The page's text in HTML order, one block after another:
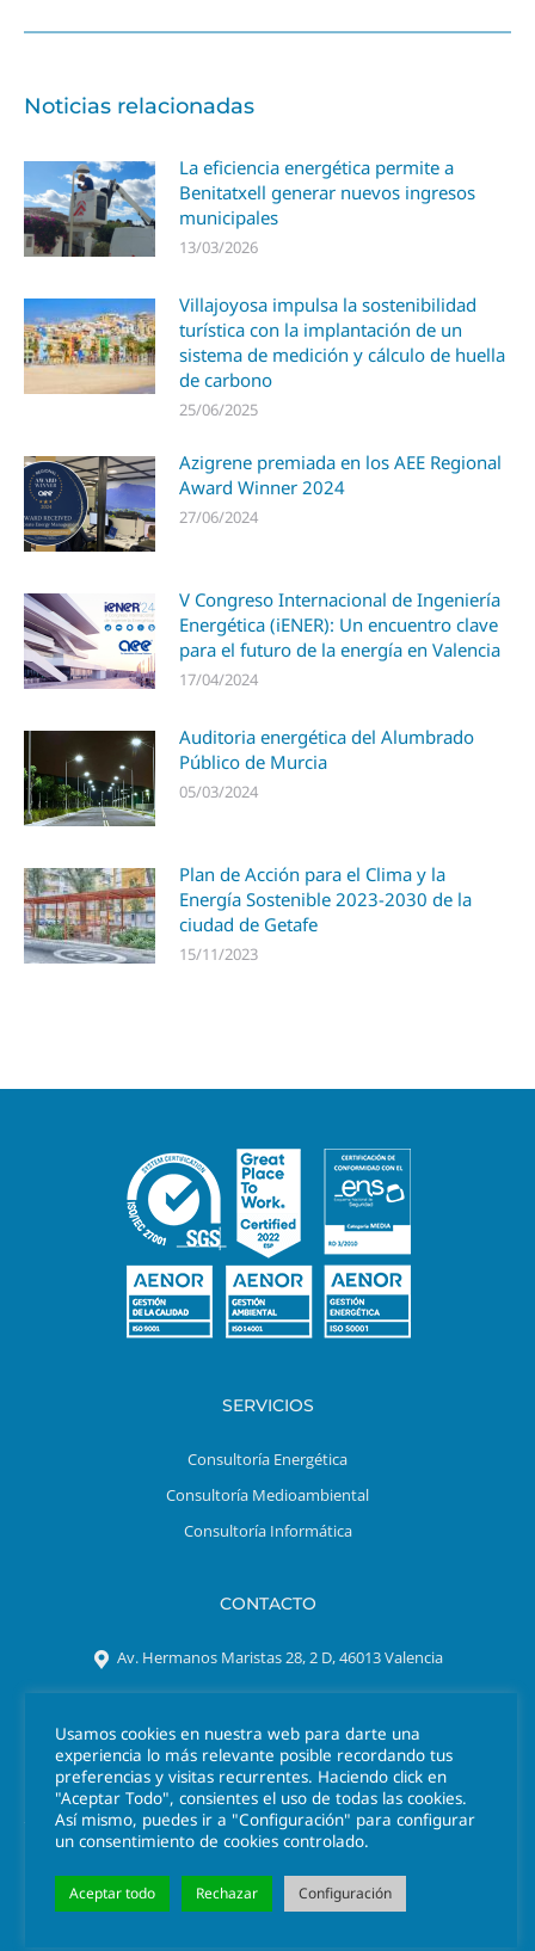
Noticias relacionadas
La eficiencia energética permite a
Benitatxell generar nuevos ingresos
municipales
13/03/2026
Villajoyosa impulsa la sostenibilidad
turística con la implantación de un
sistema de medición y cálculo de huella
de carbono
25/06/2025
Azigrene premiada en los AEE Regional
Award Winner 2024
27/06/2024
V Congreso Internacional de Ingeniería
Energética (iENER): Un encuentro clave
para el futuro de la energía en Valencia
17/04/2024
Auditoria energética del Alumbrado
Público de Murcia
05/03/2024
Plan de Acción para el Clima y la
Energía Sostenible 2023-2030 de la
ciudad de Getafe
15/11/2023
SERVICIOS
Consultoría Energética
Consultoría Medioambiental
Consultoría Informática
CONTACTO
Av. Hermanos Maristas 28, 2 D, 46013 Valencia
Tel. 963 301 641
azigrene@azigrene.es
© 2026 Azigrene
Usamos cookies en nuestra web para darte una
experiencia lo más relevante posible recordando tus
preferencias y visitas recurrentes. Haciendo click en
"Aceptar Todo", consientes el uso de todas las cookies.
Así mismo, puedes ir a "Configuración" para configurar
un consentimiento de cookies controlado.
Aceptar todo Rechazar Configuración
Suscríbete a nuestra newsletter